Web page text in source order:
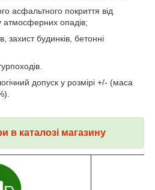
асфальтного покриття від
атмосферних опадів;
захист будинків, бетонні
допуск у розмірі +/- (маса
в каталозі магазину